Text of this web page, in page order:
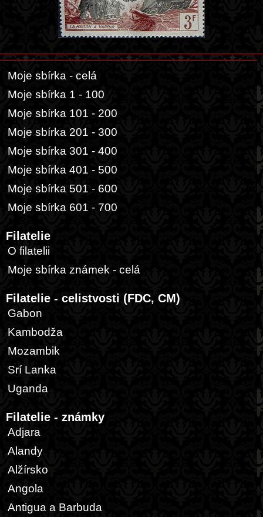
Moje sbírka - celá
Moje sbírka 1 - 100
Moje sbírka 101 - 200
Moje sbírka 201 - 300
Moje sbírka 301 - 400
Moje sbírka 401 - 500
Moje sbírka 501 - 600
Moje sbírka 601 - 700
Filatelie
O filatelii
Moje sbírka známek - celá
Filatelie - celistvosti (FDC, CM)
Gabon
Kambodža
Mozambik
Srí Lanka
Uganda
Filatelie - známky
Adjara
Alandy
Alžírsko
Angola
Antigua a Barbuda